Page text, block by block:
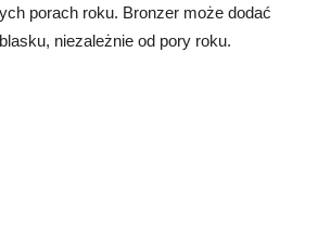
porach roku. Bronzer może dodać
niezależnie od pory roku.